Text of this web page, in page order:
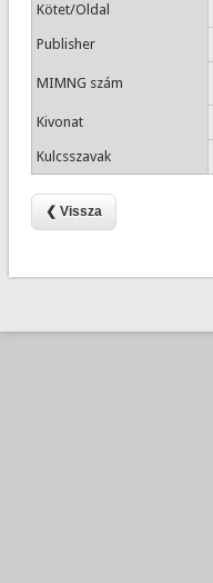
Kötet/Oldal
Publisher
MIMNG szám
Kivonat
Kulcsszavak